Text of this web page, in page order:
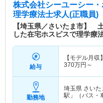
株式会社シーユーシー
理学療法士求人(正職員)
【埼玉県／さいたま市】
した在宅ホスピスで理学療
給与
【モデル月収】
370万円～
勤務地
埼玉県 さいた
駅」（バス・